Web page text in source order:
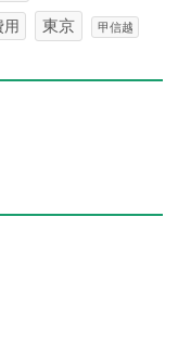
用 東京 甲信越